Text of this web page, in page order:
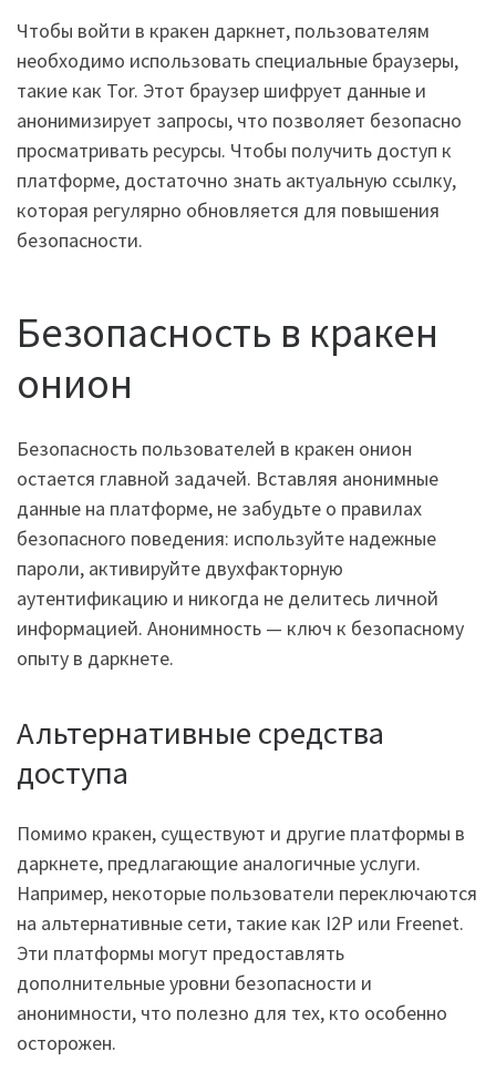
Чтобы войти в кракен даркнет, пользователям
необходимо использовать специальные браузеры,
такие как Tor. Этот браузер шифрует данные и
анонимизирует запросы, что позволяет безопасно
просматривать ресурсы. Чтобы получить доступ к
платформе, достаточно знать актуальную ссылку,
которая регулярно обновляется для повышения
безопасности.
Безопасность в кракен
онион
Безопасность пользователей в кракен онион
остается главной задачей. Вставляя анонимные
данные на платформе, не забудьте о правилах
безопасного поведения: используйте надежные
пароли, активируйте двухфакторную
аутентификацию и никогда не делитесь личной
информацией. Анонимность — ключ к безопасному
опыту в даркнете.
Альтернативные средства
доступа
Помимо кракен, существуют и другие платформы в
даркнете, предлагающие аналогичные услуги.
Например, некоторые пользователи переключаются
на альтернативные сети, такие как I2P или Freenet.
Эти платформы могут предоставлять
дополнительные уровни безопасности и
анонимности, что полезно для тех, кто особенно
осторожен.